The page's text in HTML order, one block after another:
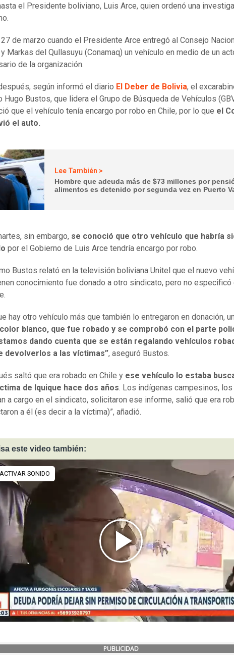
el Presidente boliviano, Luis Arce, quien ordenó una
27 de marzo cuando el Presidente Arce entregó al Consejo
Markas del Qullasuyu (Conamaq) un vehículo en medio de un
de la organización.
según informó el diario El Deber de Bolivia, el
Hugo Bustos, que lidera el Grupo de Búsqueda de Vehículos
que el vehículo tenía encargo por robo en Chile, por lo que el
el auto.
Lee También >
Hombre que adeuda más de $73 millones por
alimentos es detenido por segunda vez en Puerto
sin embargo, se conoció que otro vehículo que habría
por el Gobierno de Luis Arce tendría encargo por robo.
Bustos relató en la televisión boliviana Unitel que el nuevo
conocimiento fue donado a otro sindicato, pero no especificó
hay otro vehículo más que también lo entregaron en donación,
color blanco, que fue robado y se comprobó con el parte
dando cuenta que se están regalando vehículos
devolverlos a las víctimas”, aseguró Bustos.
saltó que era robado en Chile y ese vehículo lo estaba
de Iquique hace dos años. Los indígenas campesinos, los
a cargo en el sindicato, solicitaron ese informe, salió que era
a él (es decir a la víctima)”, añadió.
este video también:
PUBLICIDAD